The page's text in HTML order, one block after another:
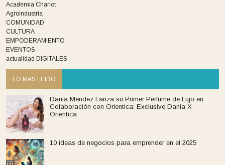
Academia Charlot
Agroindustria
COMUNIDAD
CULTURA
EMPODERAMIENTO
EVENTOS
actualidad DIGITALES
LO MAS LEIDO
Dania Méndez Lanza su Primer Perfume de Lujo en
Colaboración con Orientica: Exclusive Dania X
Orientica
10 ideas de negocios para emprender en el 2025